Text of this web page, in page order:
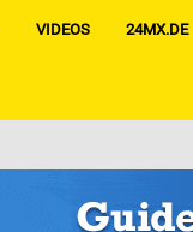
VIDEOS 24MX.DE